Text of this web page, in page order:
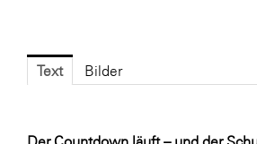
FG UBIT Salzburg
foodaffairs
Text Bilder